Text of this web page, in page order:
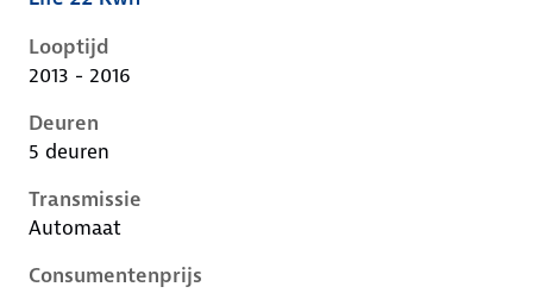
Renault Zoe i, 22 kwh, 65 kW, Elektrisch, 5 deuren
Looptijd
2013 - 2016
Deuren
5 deuren
Transmissie
Automaat
Consumentenprijs